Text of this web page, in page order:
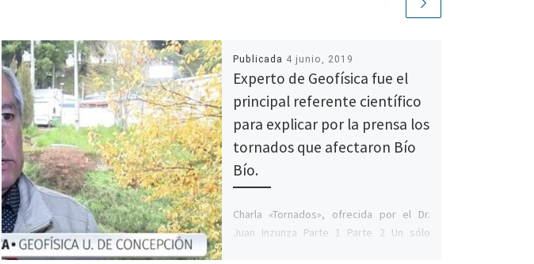
Publicada 4 junio, 2019
Experto de Geofísica fue el
principal referente científico
para explicar por la prensa los
tornados que afectaron Bío
Bío.
Charla «Tornados», ofrecida por el Dr.
Juan Inzunza Parte 1 Parte 2 Un sólo